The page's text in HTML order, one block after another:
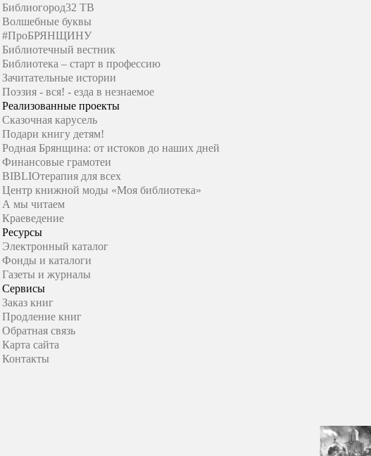
Библиогород32 ТВ
Волшебные буквы
#ПроБРЯНЩИНУ
Библиотечный вестник
Библиотека – старт в профессию
Зачитательные истории
Поэзия - вся! - езда в незнаемое
Реализованные проекты
Сказочная карусель
Подари книгу детям!
Родная Брянщина: от истоков до наших дней
Финансовые грамотеи
BIBLIOтерапия для всех
Центр книжной моды «Моя библиотека»
А мы читаем
Краеведение
Ресурсы
Электронный каталог
Фонды и каталоги
Газеты и журналы
Сервисы
Заказ книг
Продление книг
Обратная связь
Карта сайта
Контакты